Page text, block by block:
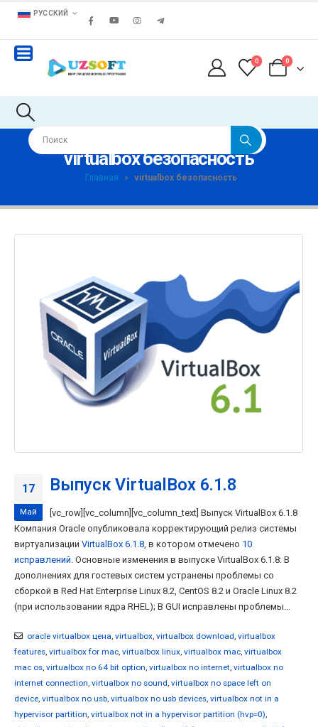
РУССКИЙ
0 0
virtualbox безопасность
Главная » virtualbox безопасность
17
Май
Выпуск VirtualBox 6.1.8
[vc_row][vc_column][vc_column_text] Выпуск VirtualBox 6.1.8
Компания Oracle опубликовала корректирующий релиз системы
виртуализации VirtualBox 6.1.8, в котором отмечено 10
исправлений. Основные изменения в выпуске VirtualBox 6.1.8: В
дополнениях для гостевых систем устранены проблемы со
сборкой в Red Hat Enterprise Linux 8.2, CentOS 8.2 и Oracle Linux 8.2
(при использовании ядра RHEL); В GUI исправлены проблемы...
oracle virtualbox цена, virtualbox, virtualbox download, virtualbox
features, virtualbox for mac, virtualbox linux, virtualbox mac, virtualbox
mac os, virtualbox no 64 bit option, virtualbox no internet, virtualbox no
internet connection, virtualbox no sound, virtualbox no space left on
device, virtualbox no usb, virtualbox no usb devices, virtualbox not in a
hypervisor partition, virtualbox not in a hypervisor partition (hvp=0),